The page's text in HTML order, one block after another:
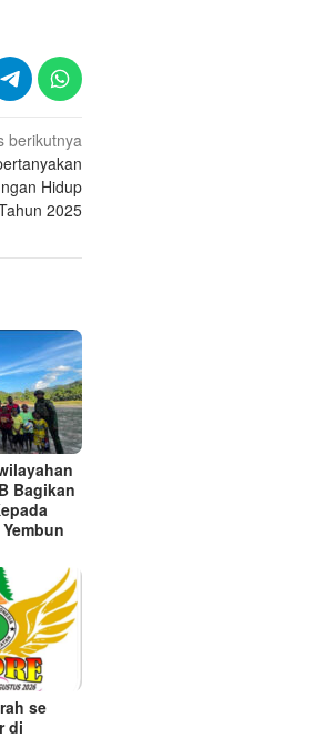
berikutnya
Hidup
2025
Bagikan
se
di